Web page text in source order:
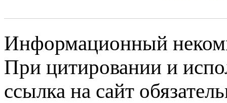
Информационный
При цитировании и
ссылка на сайт